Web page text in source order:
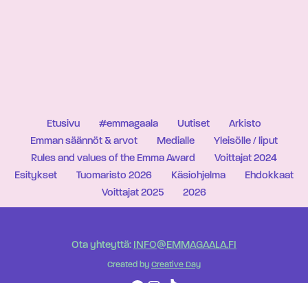
Etusivu #emmagaala Uutiset
Arkisto
Emman säännöt & arvot
Medialle
Yleisölle / liput
Rules and values of the Emma Award
Voittajat 2024
Esitykset
Tuomaristo 2026 Käsiohjelma
Ehdokkaat
Voittajat 2025
2026
Ota yhteyttä: INFO@EMMAGAALA.FI
Created by Creative Day